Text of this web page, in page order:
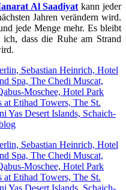
Al Saadiyat kann jeder
Jahren verändern wird.
jede Menge mehr. Es bleibt
dass die Ruhe am Strand